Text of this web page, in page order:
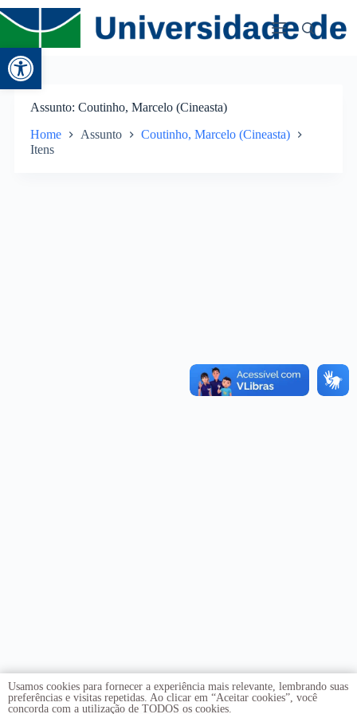
Abrir a barra de ferramentas
Assunto Coutinho, Marcelo (Cineasta)
Home Assunto
Coutinho, Marcelo (Cineasta)
Itens
Usamos cookies para fornecer a experiência mais relevante, lembrando suas
preferências e visitas repetidas. Ao clicar em “Aceitar cookies”, você
concorda com a utilização de TODOS os cookies.